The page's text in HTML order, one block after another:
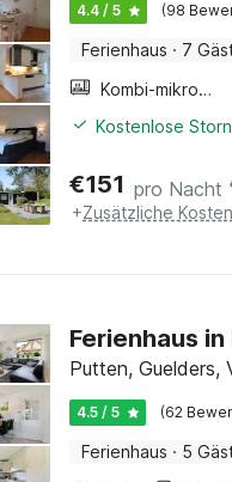
4.4 / 5 (98
Ferienhaus · 7
Kombi-mikrowelle
Kostenlose
€151 pro Nacht
+Zusätzliche Kosten
Ferienhaus
Putten, Guelders,
4.5 / 5 (62
Ferienhaus · 5